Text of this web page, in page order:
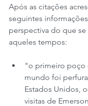
Após as citações
seguintes
perspectiva do que
aqueles tempos:
"o primeiro poço
mundo foi
Estados Unidos,
visitas de